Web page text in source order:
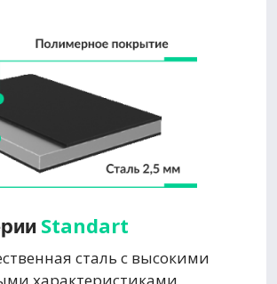
Standart
сталь с высокими